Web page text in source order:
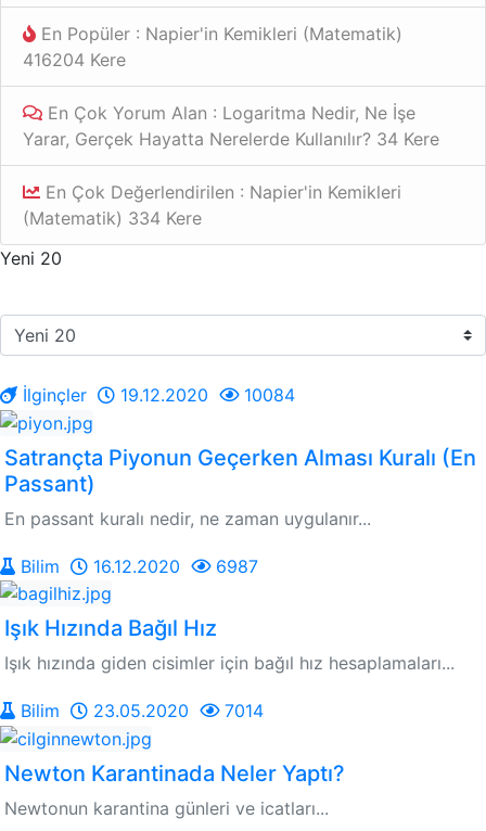
En Popüler : Napier'in Kemikleri (Matematik)
416204 Kere
En Çok Yorum Alan : Logaritma Nedir, Ne İşe
Yarar, Gerçek Hayatta Nerelerde Kullanılır? 34 Kere
En Çok Değerlendirilen : Napier'in Kemikleri
(Matematik) 334 Kere
Yeni 20
İlginçler 19.12.2020 10084
Satrançta Piyonun Geçerken Alması Kuralı (En
Passant)
En passant kuralı nedir, ne zaman uygulanır...
Bilim 16.12.2020 6987
Işık Hızında Bağıl Hız
Işık hızında giden cisimler için bağıl hız hesaplamaları...
Bilim 23.05.2020 7014
Newton Karantinada Neler Yaptı?
Newtonun karantina günleri ve icatları...